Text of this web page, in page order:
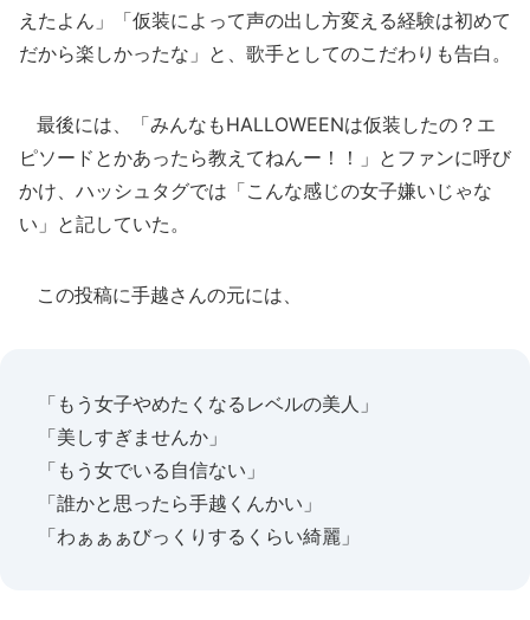
えたよん」「仮装によって声の出し方変える経験は初めて
だから楽しかったな」と、歌手としてのこだわりも告白。
最後には、「みんなもHALLOWEENは仮装したの？エ
ピソードとかあったら教えてねんー！！」とファンに呼び
かけ、ハッシュタグでは「こんな感じの女子嫌いじゃな
い」と記していた。
この投稿に手越さんの元には、
「もう女子やめたくなるレベルの美人」
「美しすぎませんか」
「もう女でいる自信ない」
「誰かと思ったら手越くんかい」
「わぁぁぁびっくりするくらい綺麗」